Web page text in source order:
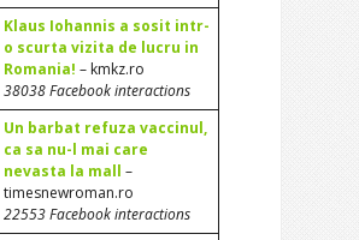
Klaus Iohannis a sosit intr-
o scurta vizita de lucru in
Romania! – kmkz.ro
38038 Facebook interactions
Un barbat refuza vaccinul,
ca sa nu-l mai care
nevasta la mall –
timesnewroman.ro
22553 Facebook interactions